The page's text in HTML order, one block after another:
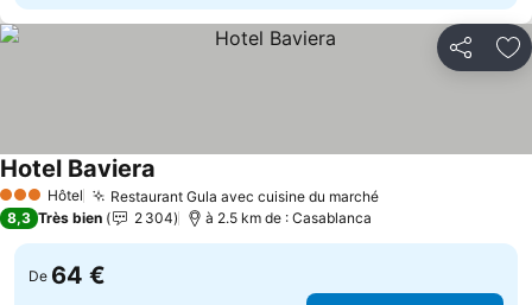
Partager
3 ÉtoilesHôtel Restaurant Gula avec cuisine du marché
Hotel Baviera
8,3 Très bien 2 304 à 2.5 km de : Casablanca
De 64 €